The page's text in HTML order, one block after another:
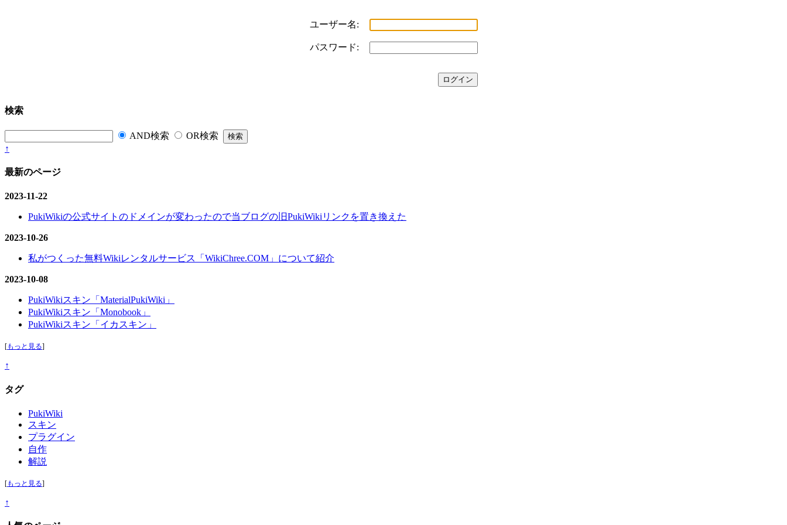
ユーザー名:
パスワード:
検索
AND検索
OR検索
↑
最新のページ
2023-11-22
PukiWikiの公式サイトのドメインが変わったので当ブログの旧PukiWikiリンクを置き換えた
2023-10-26
私がつくった無料Wikiレンタルサービス「WikiChree.COM」について紹介
2023-10-08
PukiWikiスキン「MaterialPukiWiki」
PukiWikiスキン「Monobook」
PukiWikiスキン「イカスキン」
[もっと見る]
↑
タグ
PukiWiki
スキン
プラグイン
自作
解説
[もっと見る]
↑